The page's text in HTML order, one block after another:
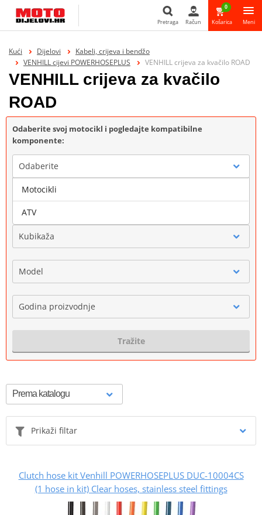
Pretraga Račun
0
Košarica Meni
Kući Dijelovi
Kabeli, crijeva i bendžo
VENHILL cijevi POWERHOSEPLUS
VENHILL crijeva za kvačilo ROAD
VENHILL crijeva za kvačilo
ROAD
Odaberite svoj motocikl i pogledajte kompatibilne
komponente:
Odaberite
Marka
Kubikaža
Model
Godina proizvodnje
Tražite
Prikaži filtar
Clutch hose kit Venhill POWERHOSEPLUS DUC-10004CS
(1 hose in kit) Clear hoses, stainless steel fittings
Motocikli
ATV